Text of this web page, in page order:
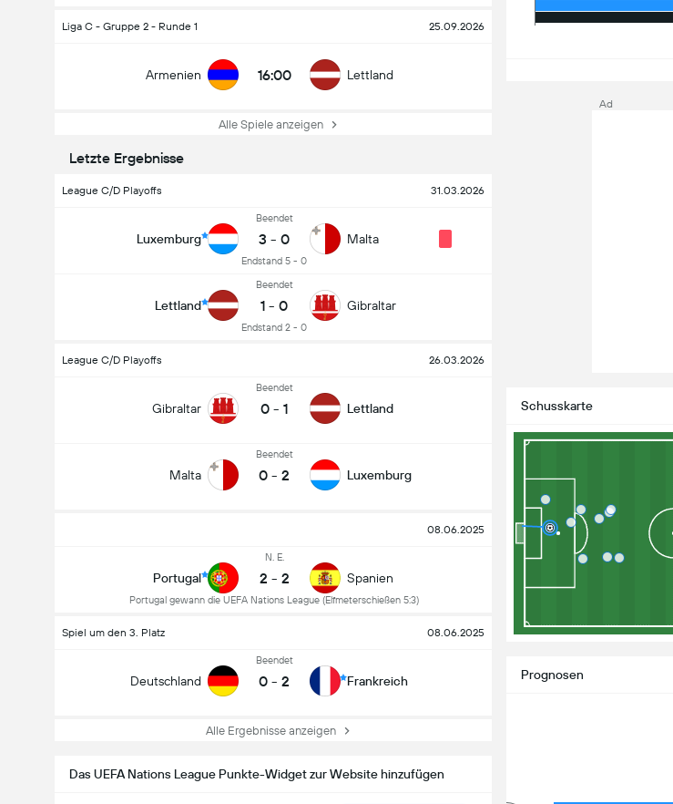
Liga C - Gruppe 2 - Runde 1 25.09.2026
Armenien 16:00 Lettland
Alle Spiele anzeigen
Letzte Ergebnisse
League C/D Playoffs 31.03.2026
Luxemburg
Beendet
3 - 0
Endstand 5 - 0
Malta
Lettland
Beendet
1 - 0
Endstand 2 - 0
Gibraltar
League C/D Playoffs 26.03.2026
Gibraltar
Beendet
0 - 1 Lettland
Malta
Beendet
0 - 2 Luxemburg
08.06.2025
Portugal
N. E.
2 - 2
Portugal gewann die UEFA Nations League (Elfmeterschießen 5:3)
Spanien
Spiel um den 3. Platz 08.06.2025
Deutschland
Beendet
0 - 2 Frankreich
Alle Ergebnisse anzeigen
Das UEFA Nations League Punkte-Widget zur Website hinzufügen
Schusskarte
Prognosen
Ad